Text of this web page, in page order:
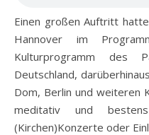
Einen großen Auftritt
Hannover im
Kulturprogramm des
Deutschland,
Dom, Berlin und weiteren
meditativ und
(Kirchen)Konzerte oder